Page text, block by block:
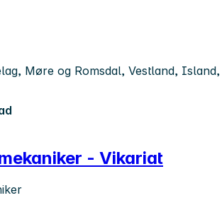
Møre og Romsdal, Vestland, Island,
- Vikariat